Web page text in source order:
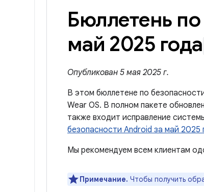
Бюллетень
май 2025 года
Опубликован 5 мая 2025 г.
В этом бюллетене по
Wear OS. В полном пакете
также входит исправление
безопасности Android за май 2025
Мы рекомендуем всем клиентам
Примечание. Чтобы получить